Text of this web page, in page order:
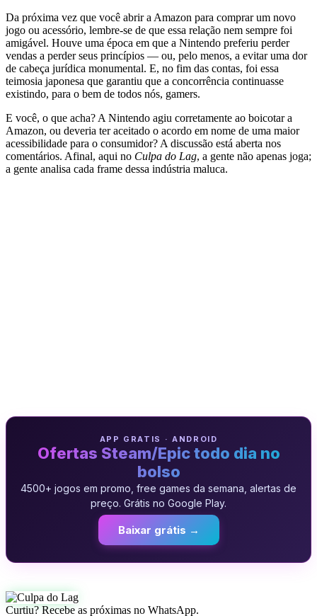
Da próxima vez que você abrir a Amazon para comprar um novo
jogo ou acessório, lembre-se de que essa relação nem sempre foi
amigável. Houve uma época em que a Nintendo preferiu perder
vendas a perder seus princípios — ou, pelo menos, a evitar uma dor
de cabeça jurídica monumental. E, no fim das contas, foi essa
teimosia japonesa que garantiu que a concorrência continuasse
existindo, para o bem de todos nós, gamers.
E você, o que acha? A Nintendo agiu corretamente ao boicotar a
Amazon, ou deveria ter aceitado o acordo em nome de uma maior
acessibilidade para o consumidor? A discussão está aberta nos
comentários. Afinal, aqui no Culpa do Lag, a gente não apenas joga;
a gente analisa cada frame dessa indústria maluca.
APP GRATIS · ANDROID
Ofertas Steam/Epic todo dia no
bolso
4500+ jogos em promo, free games da semana, alertas de
preço. Grátis no Google Play.
Baixar grátis →
Curtiu? Recebe as próximas no WhatsApp.